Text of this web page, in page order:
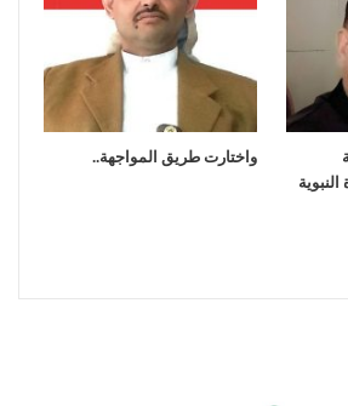
النبوية
واختارت طريق المواجهة..